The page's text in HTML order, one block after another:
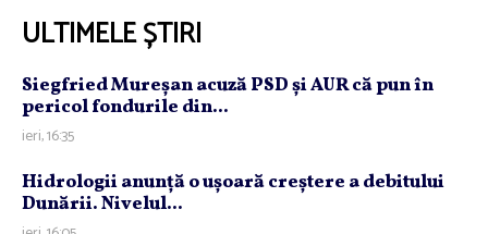
ULTIMELE ȘTIRI
Siegfried Mureşan acuză PSD şi AUR că pun în
pericol fondurile din...
ieri, 16:35
Hidrologii anunţă o uşoară creştere a debitului
Dunării. Nivelul...